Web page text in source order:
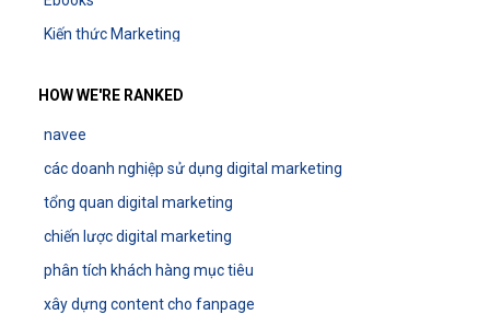
Kiến thức Marketing
HOW WE'RE RANKED
navee
các doanh nghiệp sử dụng digital marketing
tổng quan digital marketing
chiến lược digital marketing
phân tích khách hàng mục tiêu
xây dựng content cho fanpage